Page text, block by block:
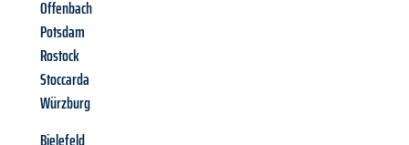
Offenbach
Potsdam
Rostock
Stoccarda
Würzburg